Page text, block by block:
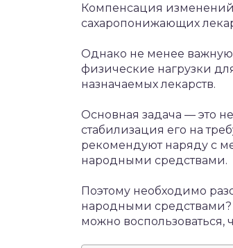
Компенсация изменений
сахаропонижающих
Однако не менее важную
физические нагрузки
назначаемых лекарств.
Основная задача — это
стабилизация его на
рекомендуют наряду с
народными средствами.
Поэтому необходимо
народными средствами?
можно воспользоваться,